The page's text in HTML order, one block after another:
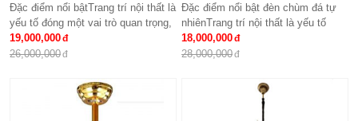
Đặc điểm nổi bậtTrang trí nội thất là
yếu tố đóng một vai trò quan trọng,
đem lại những giá trị thực sự cho
cả căn hộ của gia...
19,000,000
26,000,000
Đặc điểm nổi bật đèn chùm đá tự
nhiênTrang trí nội thất là yếu tố
đóng một vai trò quan trọng, đem lại
những giá trị thực sự cho cả...
18,000,000
28,000,000